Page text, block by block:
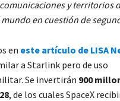
comunicaciones y territorios
en cuestión de
en este artículo de LISA
a Starlink pero de uso
Se invertirán 900
, de los cuales SpaceX